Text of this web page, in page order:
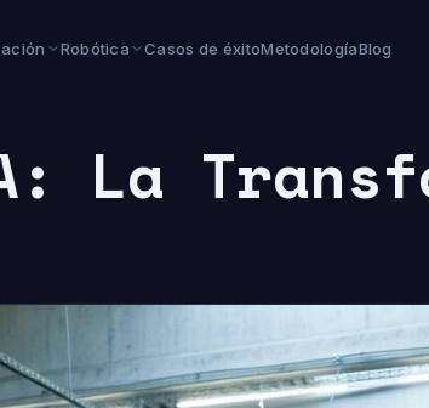
Robótica Casos de éxitoMetodologíaBlog
La